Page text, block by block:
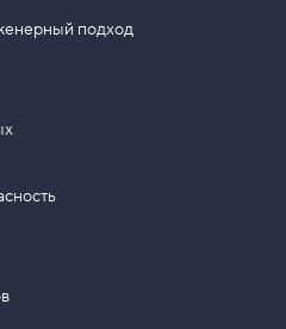
подход